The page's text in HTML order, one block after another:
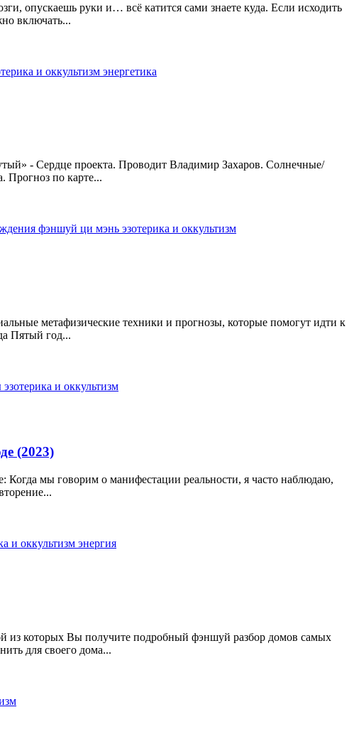
опускаешь руки и… всё катится сами знаете куда. Если исходить
включать...
и оккультизм энергетика
- Сердце проекта. Проводит Владимир Захаров. Солнечные/
Прогноз по карте...
фэншуй ци мэнь эзотерика и оккультизм
метафизические техники и прогнозы, которые помогут идти к
Пятый год...
эзотерика и оккультизм
(2023)
мы говорим о манифестации реальности, я часто наблюдаю,
и оккультизм энергия
из которых Вы получите подробный фэншуй разбор домов самых
для своего дома...